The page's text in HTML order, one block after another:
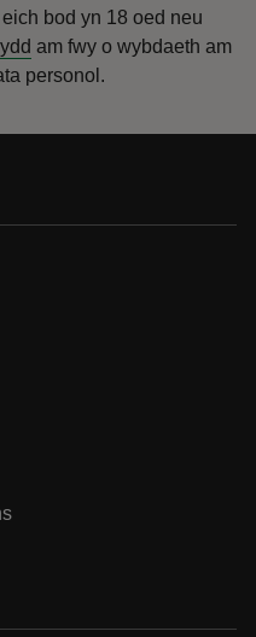
bod yn 18 oed neu
am fwy o wybdaeth am
personol.